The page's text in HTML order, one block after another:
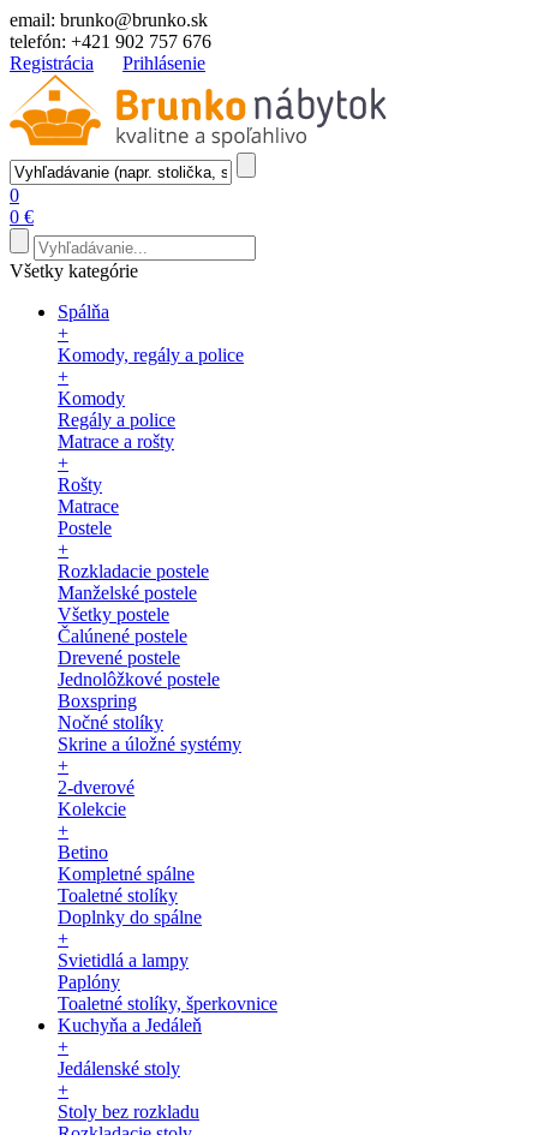
email: brunko@brunko.sk
telefón: +421 902 757 676
Registrácia
Prihlásenie
0
0 €
Všetky kategórie
Spálňa
+
Komody, regály a police
+
Komody
Regály a police
Matrace a rošty
+
Rošty
Matrace
Postele
+
Rozkladacie postele
Manželské postele
Všetky postele
Čalúnené postele
Drevené postele
Jednolôžkové postele
Boxspring
Nočné stolíky
Skrine a úložné systémy
+
2-dverové
Kolekcie
+
Betino
Kompletné spálne
Toaletné stolíky
Doplnky do spálne
+
Svietidlá a lampy
Paplóny
Toaletné stolíky, šperkovnice
Kuchyňa a Jedáleň
+
Jedálenské stoly
+
Stoly bez rozkladu